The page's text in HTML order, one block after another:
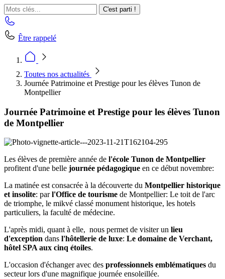
C'est parti !
Être rappelé
Toutes nos actualités
Journée Patrimoine et Prestige pour les élèves Tunon de
Montpellier
Journée Patrimoine et Prestige pour les élèves Tunon
de Montpellier
Les élèves de première année de l'école Tunon de Montpellier
profitent d'une belle journée pédagogique en ce début novembre:
La matinée est consacrée à la découverte du Montpellier historique
et insolite: parl'Office de tourisme de Montpellier: Le toit de l'arc
de triomphe, le mikvé classé monument historique, les hotels
particuliers, la faculté de médecine.
L'après midi, quant à elle, nous permet de visiter un lieu
d'exception dans l'hôtellerie de luxe: Le domaine de Verchant,
hôtel SPA aux cinq étoiles.
L'occasion d'échanger avec des professionnels emblématiques du
secteur lors d'une magnifique journée ensoleillée.